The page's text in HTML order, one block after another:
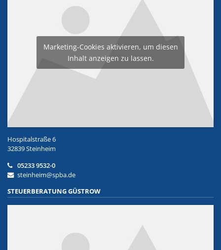
Marketing-Cookies aktivieren, um diesen
Inhalt anzeigen zu lassen.
Hospitalstraße 6
32839 Steinheim
05233 9532-0
steinheim@spba.de
STEUERBERATUNG GÜSTROW